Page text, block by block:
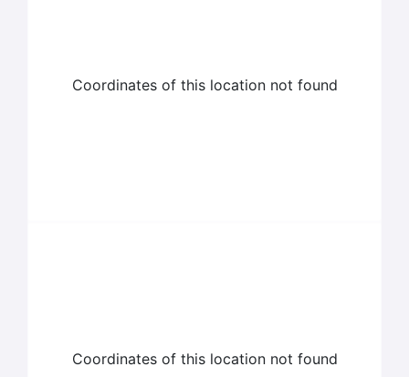
Coordinates of this location not found
Coordinates of this location not found